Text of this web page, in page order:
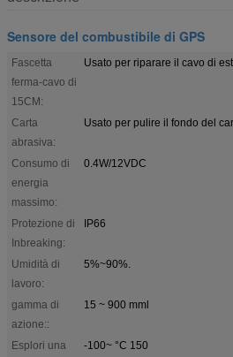
Sensore del combustibile di GPS
Fascetta
ferma-cavo di
15CM:
Usato per riparare il cavo di
Carta
abrasiva:
Usato per pulire il fondo del
Consumo di
energia
massimo:
0.4W/12VDC
Protezione di
Inbreaking:
IP66
Umidità di
lavoro:
5%~90%.
gamma di
azione::
15 ~ 900 mml
Esplori una
-100~ °C 150